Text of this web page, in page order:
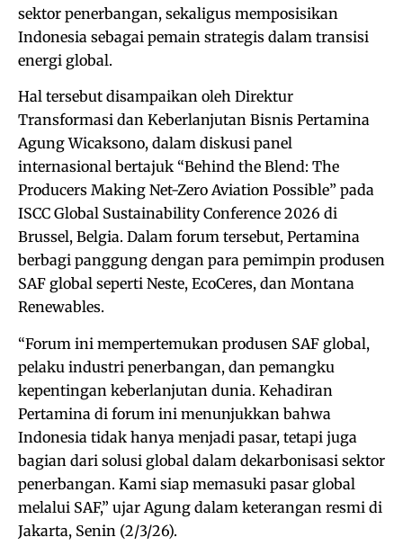
sektor penerbangan, sekaligus memposisikan
Indonesia sebagai pemain strategis dalam transisi
energi global.
Hal tersebut disampaikan oleh Direktur
Transformasi dan Keberlanjutan Bisnis Pertamina
Agung Wicaksono, dalam diskusi panel
internasional bertajuk “Behind the Blend: The
Producers Making Net-Zero Aviation Possible” pada
ISCC Global Sustainability Conference 2026 di
Brussel, Belgia. Dalam forum tersebut, Pertamina
berbagi panggung dengan para pemimpin produsen
SAF global seperti Neste, EcoCeres, dan Montana
Renewables.
“Forum ini mempertemukan produsen SAF global,
pelaku industri penerbangan, dan pemangku
kepentingan keberlanjutan dunia. Kehadiran
Pertamina di forum ini menunjukkan bahwa
Indonesia tidak hanya menjadi pasar, tetapi juga
bagian dari solusi global dalam dekarbonisasi sektor
penerbangan. Kami siap memasuki pasar global
melalui SAF,” ujar Agung dalam keterangan resmi di
Jakarta, Senin (2/3/26).